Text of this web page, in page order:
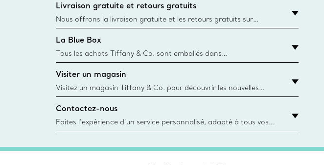
Livraison gratuite et retours gratuits
Nous offrons la livraison gratuite et les retours gratuits sur
toutes les commandes Tiffany & Co. passées sur le site Web
canadien et dont la destination est l’adresse d’un particulier.
La Blue Box
Tous les achats Tiffany & Co. sont emballés dans
une Tiffany Blue Box. Bien que l'histoire de cet emballage célèbre
remonte à 1886, toutes les Blue Box et sacs sont aujourd'hui
fabriqués à partir de papier provenant de sources durables et de
matières
Visiter un magasin
Visitez un magasin Tiffany & Co. pour découvrir les nouvelles
créations, les collections emblématiques et bien plus encore.
Trouver le magasin le plus près
Contactez-nous
Faites l’expérience d’un service personnalisé, adapté à tous vos
besoins par les conseillers à la clientèle Tiffany & Co. Que ce soit